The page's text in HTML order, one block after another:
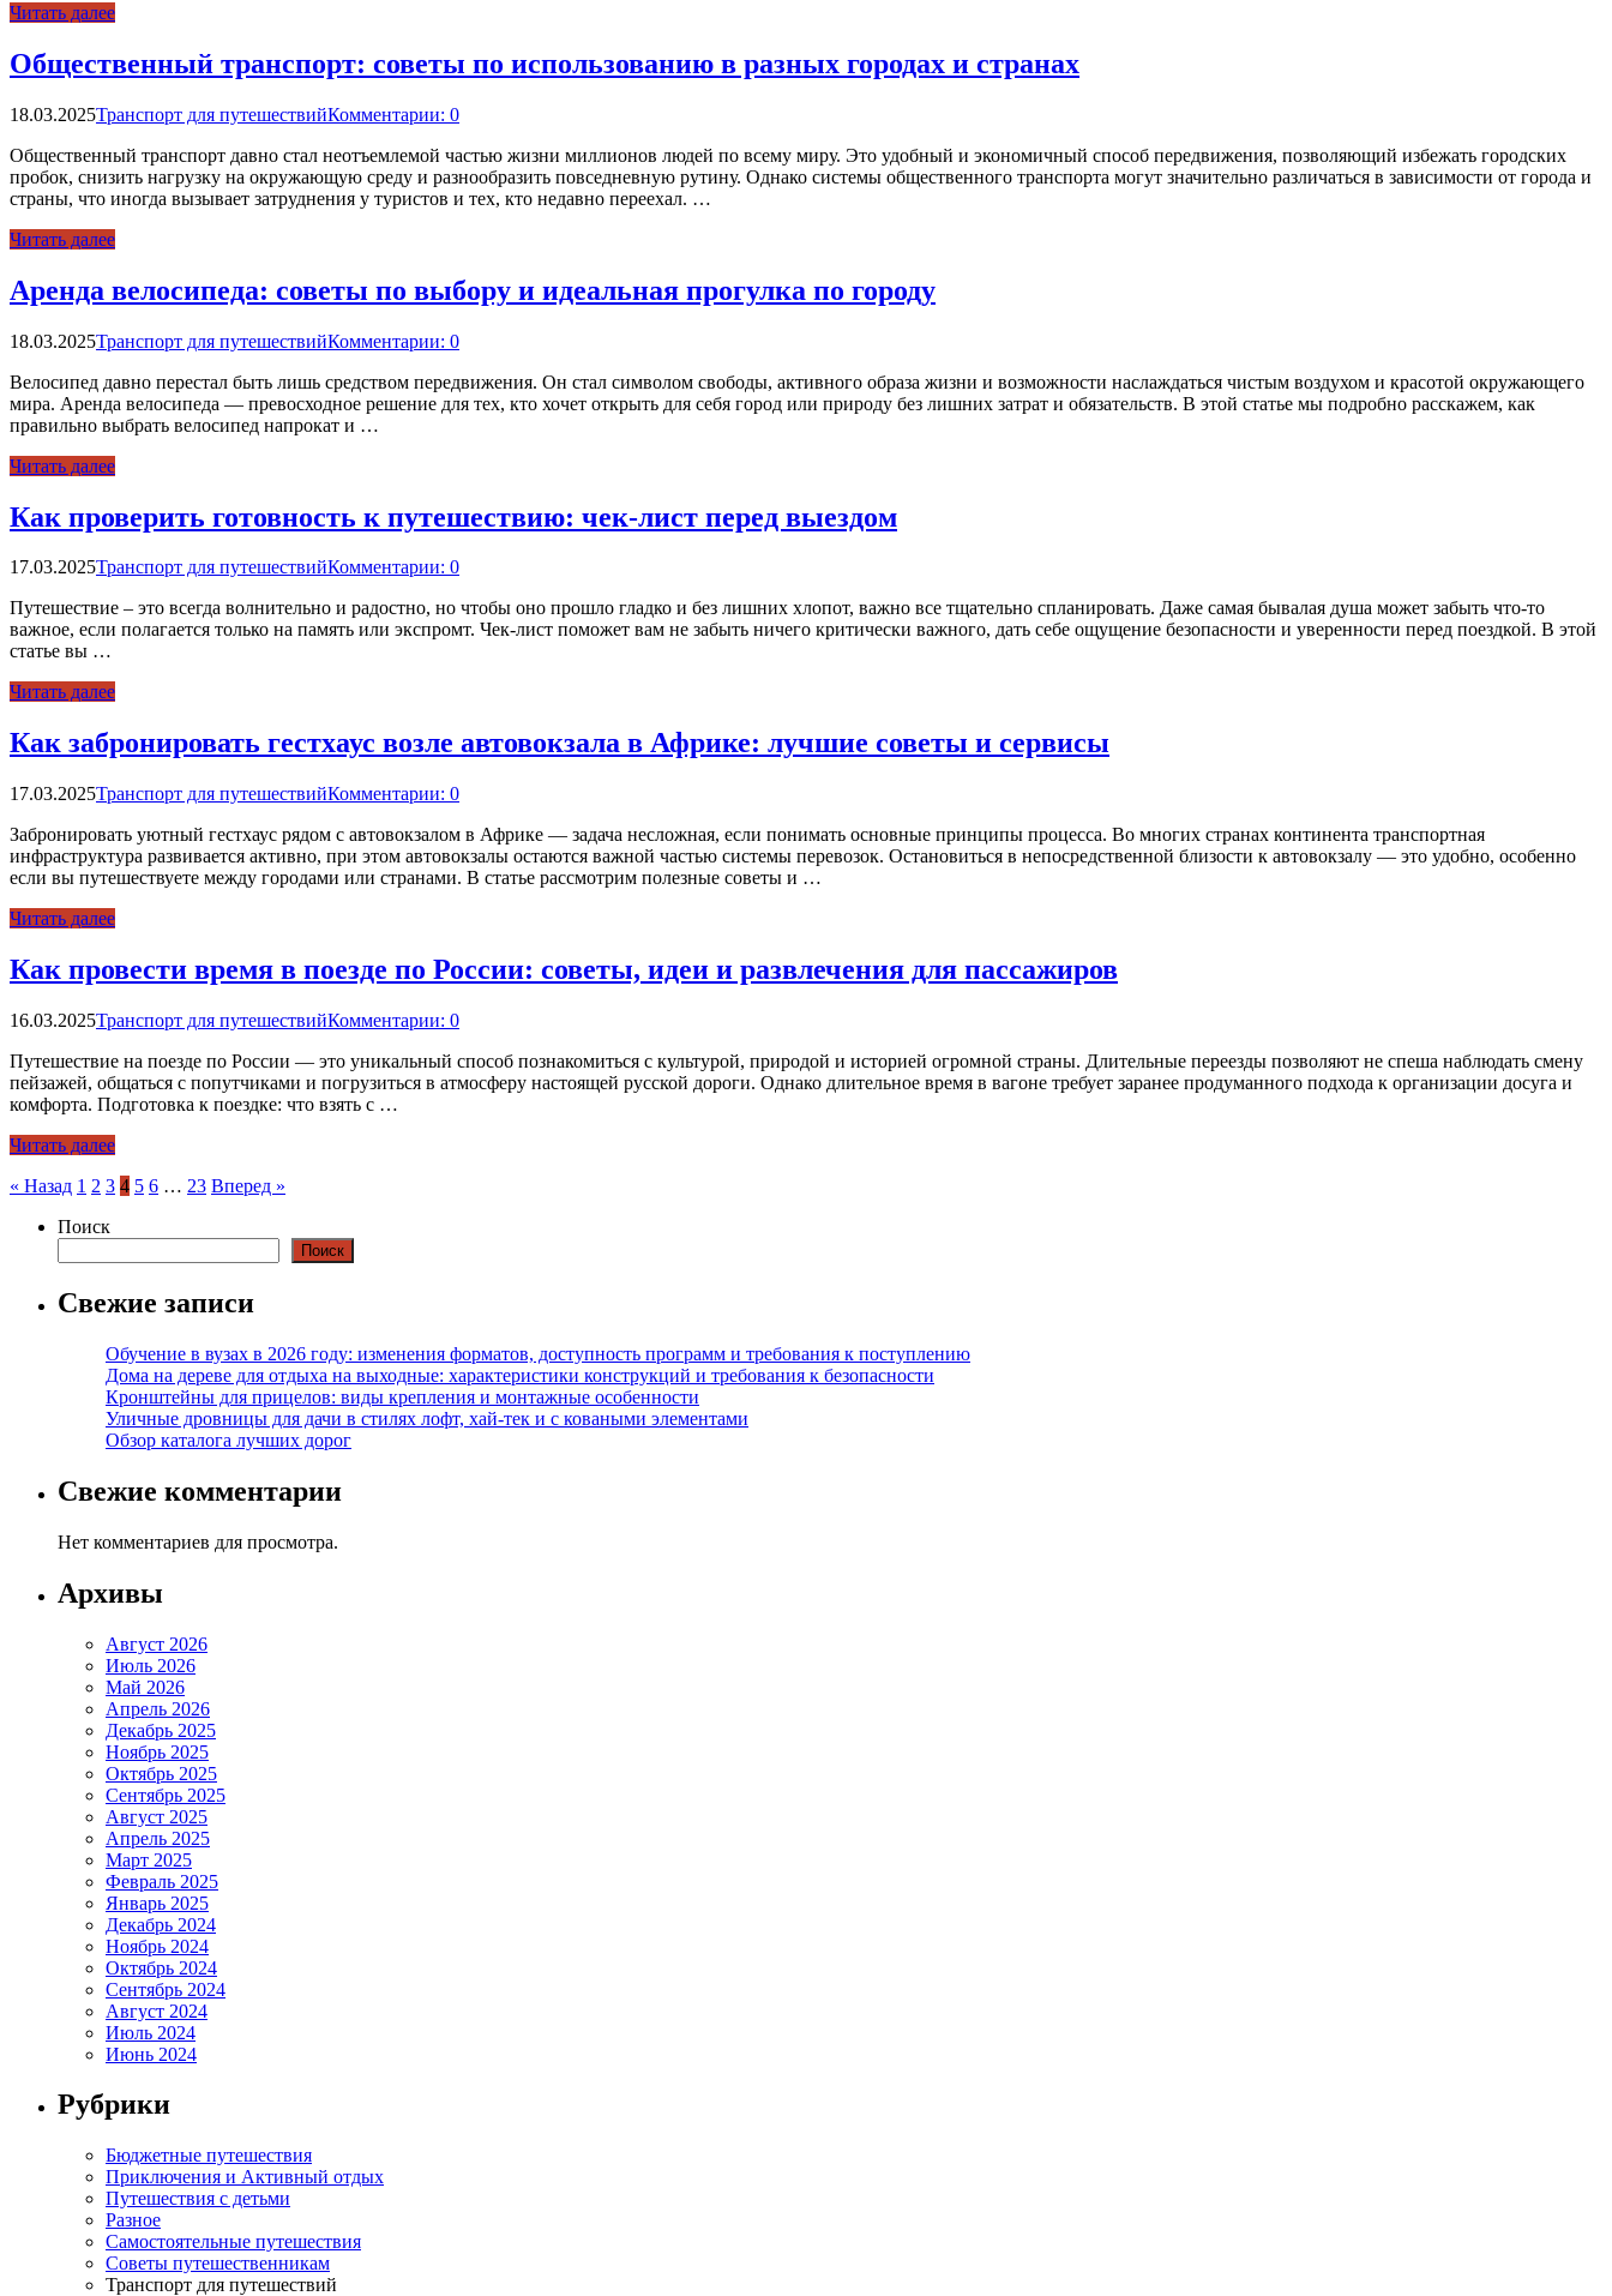
Читать далее
Общественный транспорт: советы по использованию в разных городах и странах
18.03.2025Транспорт для путешествийКомментарии: 0
Общественный транспорт давно стал неотъемлемой частью жизни миллионов людей по всему миру. Это удобный и экономичный способ передвижения, позволяющий избежать городских
пробок, снизить нагрузку на окружающую среду и разнообразить повседневную рутину. Однако системы общественного транспорта могут значительно различаться в зависимости от города и
страны, что иногда вызывает затруднения у туристов и тех, кто недавно переехал. …
Читать далее
Аренда велосипеда: советы по выбору и идеальная прогулка по городу
18.03.2025Транспорт для путешествийКомментарии: 0
Велосипед давно перестал быть лишь средством передвижения. Он стал символом свободы, активного образа жизни и возможности наслаждаться чистым воздухом и красотой окружающего
мира. Аренда велосипеда — превосходное решение для тех, кто хочет открыть для себя город или природу без лишних затрат и обязательств. В этой статье мы подробно расскажем, как
правильно выбрать велосипед напрокат и …
Читать далее
Как проверить готовность к путешествию: чек-лист перед выездом
17.03.2025Транспорт для путешествийКомментарии: 0
Путешествие – это всегда волнительно и радостно, но чтобы оно прошло гладко и без лишних хлопот, важно все тщательно спланировать. Даже самая бывалая душа может забыть что-то
важное, если полагается только на память или экспромт. Чек-лист поможет вам не забыть ничего критически важного, дать себе ощущение безопасности и уверенности перед поездкой. В этой
статье вы …
Читать далее
Как забронировать гестхаус возле автовокзала в Африке: лучшие советы и сервисы
17.03.2025Транспорт для путешествийКомментарии: 0
Забронировать уютный гестхаус рядом с автовокзалом в Африке — задача несложная, если понимать основные принципы процессa. Во многих странах континента транспортная
инфраструктура развивается активно, при этом автовокзалы остаются важной частью системы перевозок. Остановиться в непосредственной близости к автовокзалу — это удобно, особенно
если вы путешествуете между городами или странами. В статье рассмотрим полезные советы и …
Читать далее
Как провести время в поезде по России: советы, идеи и развлечения для пассажиров
16.03.2025Транспорт для путешествийКомментарии: 0
Путешествие на поезде по России — это уникальный способ познакомиться с культурой, природой и историей огромной страны. Длительные переезды позволяют не спеша наблюдать смену
пейзажей, общаться с попутчиками и погрузиться в атмосферу настоящей русской дороги. Однако длительное время в вагоне требует заранее продуманного подхода к организации досуга и
комфорта. Подготовка к поездке: что взять с …
Читать далее
Пагинация
записей
« Назад 1 2 3 4 5 6 … 23 Вперед »
Поиск
Поиск
Свежие записи
Обучение в вузах в 2026 году: изменения форматов, доступность программ и требования к поступлению
Дома на дереве для отдыха на выходные: характеристики конструкций и требования к безопасности
Кронштейны для прицелов: виды крепления и монтажные особенности
Уличные дровницы для дачи в стилях лофт, хай-тек и с коваными элементами
Обзор каталога лучших дорог
Свежие комментарии
Нет комментариев для просмотра.
Архивы
Август 2026
Июль 2026
Май 2026
Апрель 2026
Декабрь 2025
Ноябрь 2025
Октябрь 2025
Сентябрь 2025
Август 2025
Апрель 2025
Март 2025
Февраль 2025
Январь 2025
Декабрь 2024
Ноябрь 2024
Октябрь 2024
Сентябрь 2024
Август 2024
Июль 2024
Июнь 2024
Рубрики
Бюджетные путешествия
Приключения и Активный отдых
Путешествия с детьми
Разное
Самостоятельные путешествия
Советы путешественникам
Транспорт для путешествий